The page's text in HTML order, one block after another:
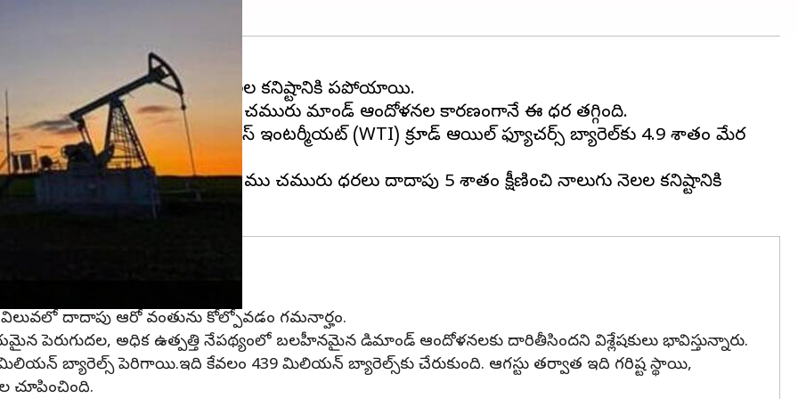
నవంబర్ 16న నాలుగు నెలల కనిష్టానికి పడిపోయాయి.
దిగుబడిలో పుంజుకోవడం, ప్రపంచ చమురు డిమాండ్ ఆందోళనల కారణంగానే ఈ ధర తగ్గింది.
77.42 డాలర్లకి చేరుకుంది. వెస్ట్ టెక్సాస్ ఇంటర్మీడియట్ (WTI) క్రూడ్ ఆయిల్ ఫ్యూచర్స్ బ్యారెల్‌కు 4.9 శాతం మేర
ఆరో వంతును కోల్పోయాయి. ముడి చమురు ధరలు దాదాపు 5 శాతం క్షీణించి నాలుగు నెలల కనిష్టానికి
3.59 మి.బ్యారెల్స్ పెరిగాయి
దాదాపు ఆరో వంతును కోల్పోవడం గమనార్హం.
పెరుగుదల, అధిక ఉత్పత్తి నేపథ్యంలో బలహీనమైన డిమాండ్ ఆందోళనలకు దారితీసిందని విశ్లేషకులు భావిస్తున్నారు.
బ్యారెల్స్ పెరిగాయి.ఇది కేవలం 439 మిలియన్ బ్యారెల్స్‌కు చేరుకుంది. ఆగస్టు తర్వాత ఇది గరిష్ట స్థాయి,
చూపించింది.